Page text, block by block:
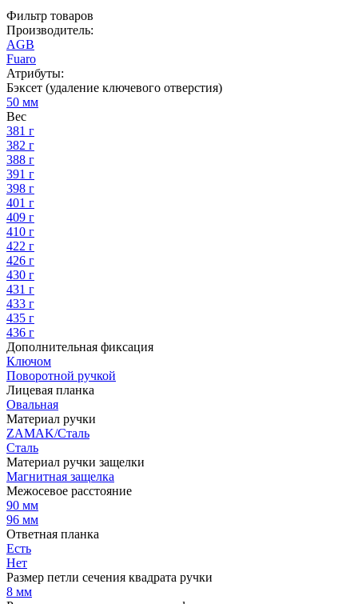
Фильтр товаров
Производитель:
AGB
Fuaro
Атрибуты:
Бэксет (удаление ключевого отверстия)
50 мм
Вес
381 г
382 г
388 г
391 г
398 г
401 г
409 г
410 г
422 г
426 г
430 г
431 г
433 г
435 г
436 г
Дополнительная фиксация
Ключом
Поворотной ручкой
Лицевая планка
Овальная
Материал ручки
ZAMAK/Сталь
Сталь
Материал ручки защелки
Магнитная защелка
Межосевое расстояние
90 мм
96 мм
Ответная планка
Есть
Нет
Размер петли сечения квадрата ручки
8 мм